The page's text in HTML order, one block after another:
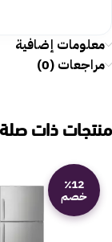
معلومات إضافية
مراجعات (0)
منتجات ذات صلة
٪12
خصم